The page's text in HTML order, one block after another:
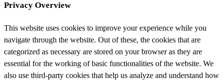
Privacy Overview
This website uses cookies to improve your experience while you
navigate through the website. Out of these, the cookies that are
categorized as necessary are stored on your browser as they are
essential for the working of basic functionalities of the website. We
also use third-party cookies that help us analyze and understand how